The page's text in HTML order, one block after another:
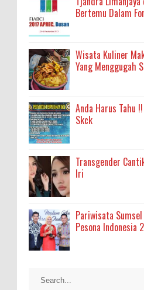
Bertemu Dalam
Wisata Kuliner
Yang Menggugah
Anda Harus Tahu
Skck
Transgender
Iri
Pariwisata
Pesona Indonesia